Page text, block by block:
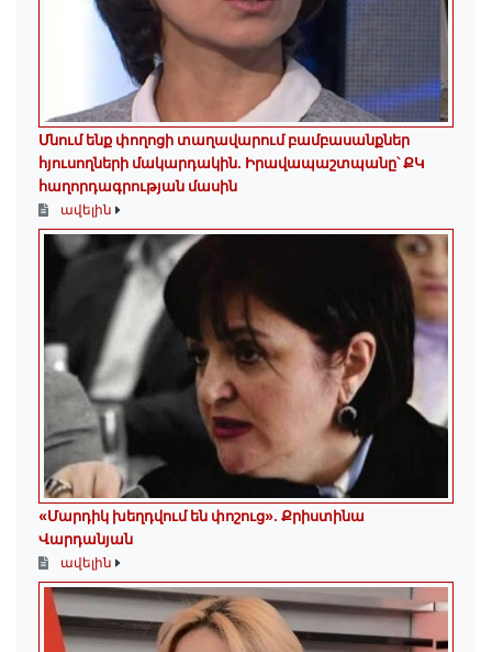
Մնում ենք փողոցի տաղավարում բամբասանքներ
հյուսողների մակարդակին․ Իրավապաշտպանը՝ ՔԿ
հաղորդագրության մասին
ավելին
«Մարդիկ խեղդվում են փոշուց»․ Քրիստինա
Վարդանյան
ավելին